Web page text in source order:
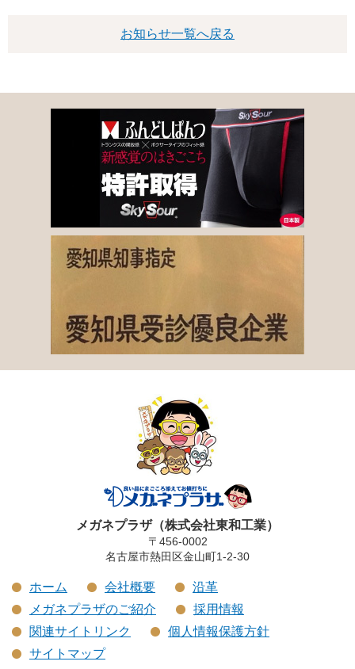
お知らせ一覧へ戻る
メガネプラザ（株式会社東和工業）
〒456-0002
名古屋市熱田区金山町1-2-30
ホーム 会社概要
沿革
メガネプラザのご紹介
採用情報
関連サイトリンク
個人情報保護方針
サイトマップ